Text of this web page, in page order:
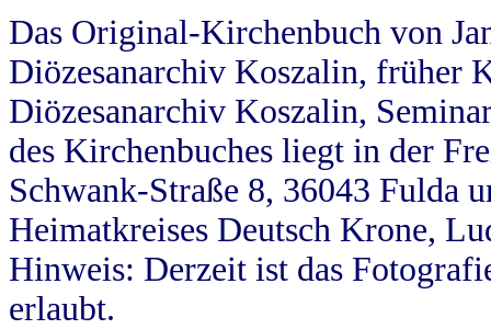
Das Original-Kirchenbuch von
Diözesanarchiv Koszalin, früher
Diözesanarchiv Koszalin,
des Kirchenbuches liegt in der
Schwank-Straße 8, 36043 Fulda
Heimatkreises Deutsch Krone,
Hinweis: Derzeit ist das
erlaubt.